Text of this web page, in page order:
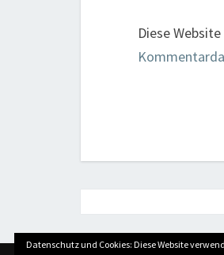
Diese
navigation
Datenschutz und Cookies: Diese Website